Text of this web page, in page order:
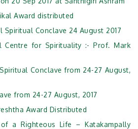
Award distributed
Conclave 24 August 2017
Centre for Spirituality :- Prof. Mark
Conclave from 24-27 August,
from 24-27 August, 2017
Award Distributed
a Righteous Life – Katakampally